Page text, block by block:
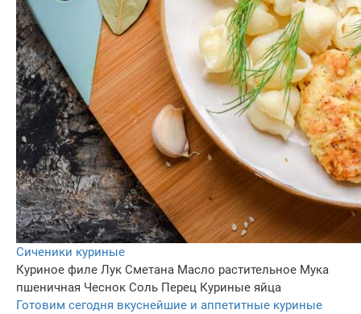
Сиченики куриные
Куриное филе Лук Сметана Масло растительное Мука
пшеничная Чеснок Соль Перец Куриные яйца
Готовим сегодня вкуснейшие и аппетитные куриные